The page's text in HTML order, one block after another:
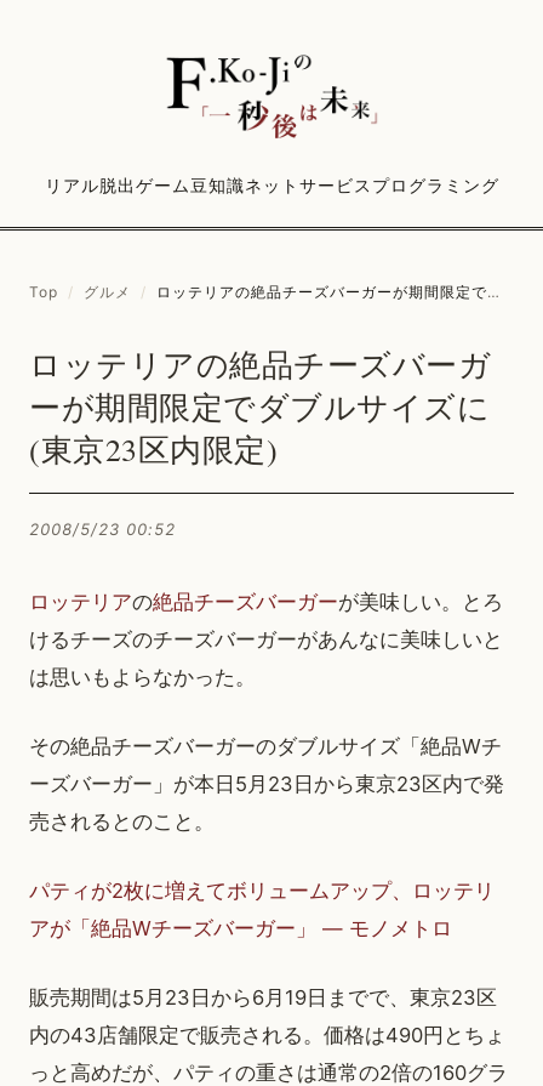
リアル脱出ゲーム豆知識ネットサービス プログラミング
Top / グルメ / ロッテリアの絶品チーズバーガーが期間限定でダブルサイズに(東京23区内限定)
ロッテリアの絶品チーズバーガ
ーが期間限定でダブルサイズに
(東京23区内限定)
2008/5/23 00:52
ロッテリアの絶品チーズバーガーが美味しい。とろ
けるチーズのチーズバーガーがあんなに美味しいと
は思いもよらなかった。
その絶品チーズバーガーのダブルサイズ「絶品Wチ
ーズバーガー」が本日5月23日から東京23区内で発
売されるとのこと。
パティが2枚に増えてボリュームアップ、ロッテリ
アが「絶品Wチーズバーガー」 — モノメトロ
販売期間は5月23日から6月19日までで、東京23区
内の43店舗限定で販売される。価格は490円とちょ
っと高めだが、パティの重さは通常の2倍の160グラ